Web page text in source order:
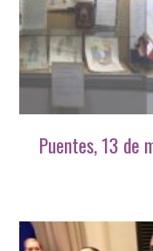
Puentes, 13 de